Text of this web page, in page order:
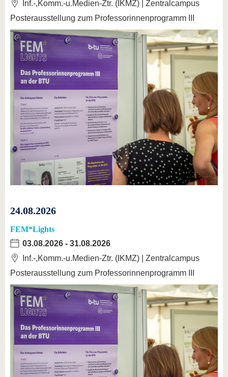
Inf.-,Komm.-u.Medien-Ztr. (IKMZ) | Zentralcampus
Posterausstellung zum Professorinnenprogramm III
24.08.2026
FEM*Lights
03.08.2026 - 31.08.2026
Inf.-,Komm.-u.Medien-Ztr. (IKMZ) | Zentralcampus
Posterausstellung zum Professorinnenprogramm III